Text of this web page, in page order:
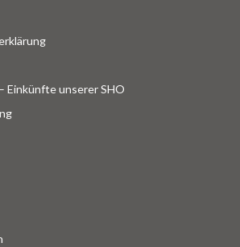
Einkünfte unserer SHO